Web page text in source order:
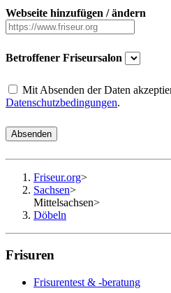
Webseite hinzufügen / ändern
Betroffener Friseursalon
Mit Absenden der Daten
Datenschutzbedingungen.
Absenden
Friseur.org>
Sachsen>
Mittelsachsen>
Döbeln
Frisuren
Frisurentest & -beratung